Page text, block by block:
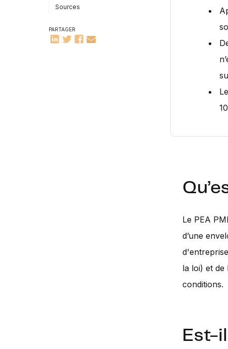
Sources
PARTAGER
Le PEA
d’une
la loi) et de
conditions.
Est-